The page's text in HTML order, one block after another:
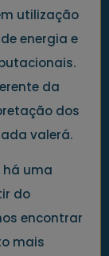
utilização
energia e
da
dos
valerá.
há uma
do
encontrar
mais